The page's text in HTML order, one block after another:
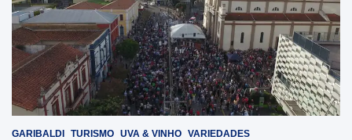
GARIBALDI TURISMO UVA & VINHO VARIEDADES